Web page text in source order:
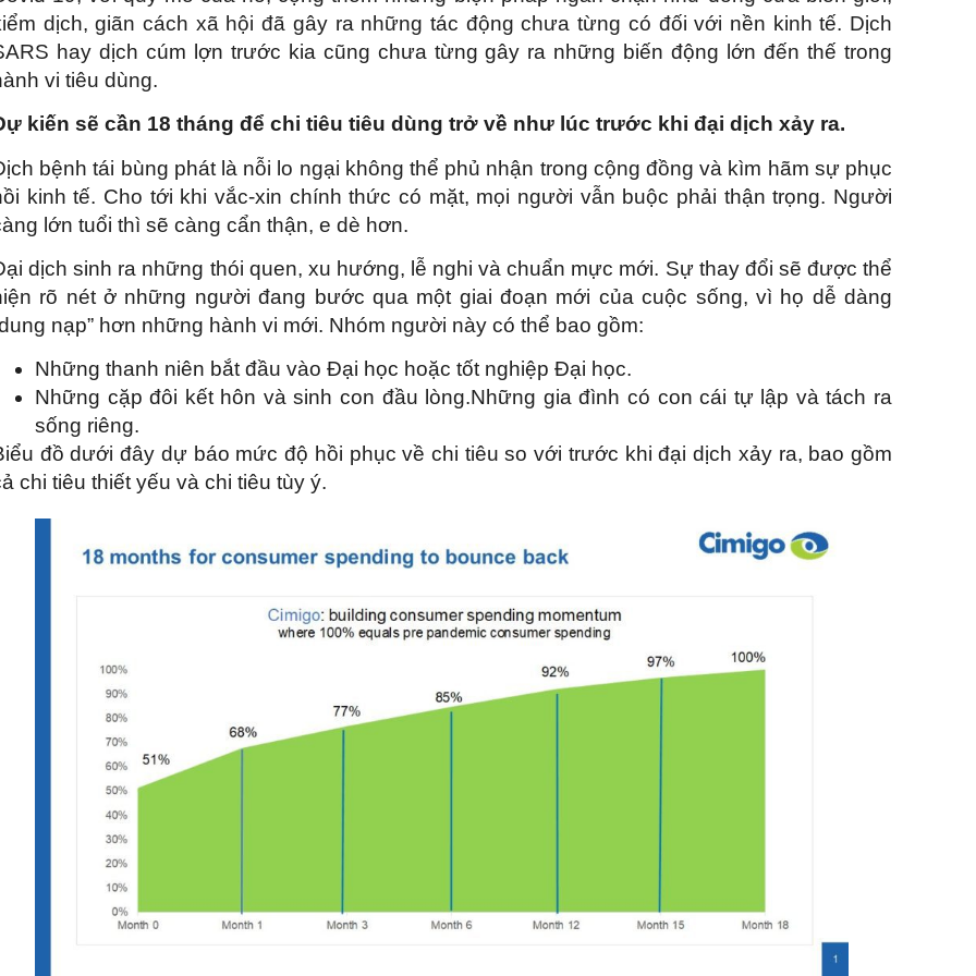
dịch, giãn cách xã hội đã gây ra những tác động chưa từng có đối với nền kinh tế. Dịch
hay dịch cúm lợn trước kia cũng chưa từng gây ra những biến động lớn đến thế trong
vi tiêu dùng.
kiến sẽ cần 18 tháng để chi tiêu tiêu dùng trở về như lúc trước khi đại dịch xảy ra.
bệnh tái bùng phát là nỗi lo ngại không thể phủ nhận trong cộng đồng và kìm hãm sự phục
kinh tế. Cho tới khi vắc-xin chính thức có mặt, mọi người vẫn buộc phải thận trọng. Người
lớn tuổi thì sẽ càng cẩn thận, e dè hơn.
dịch sinh ra những thói quen, xu hướng, lễ nghi và chuẩn mực mới. Sự thay đổi sẽ được thể
rõ nét ở những người đang bước qua một giai đoạn mới của cuộc sống, vì họ dễ dàng
nạp” hơn những hành vi mới. Nhóm người này có thể bao gồm:
Những thanh niên bắt đầu vào Đại học hoặc tốt nghiệp Đại học.
Những cặp đôi kết hôn và sinh con đầu lòng.Những gia đình có con cái tự lập và tách ra
sống riêng.
đồ dưới đây dự báo mức độ hồi phục về chi tiêu so với trước khi đại dịch xảy ra, bao gồm
chi tiêu thiết yếu và chi tiêu tùy ý.